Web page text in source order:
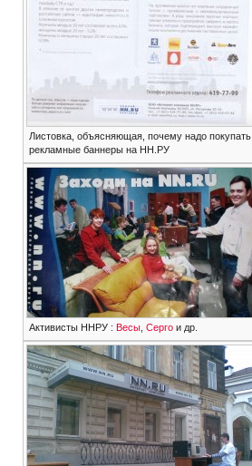
Листовка, объясняющая, почему надо покупать
рекламные баннеры на НН.РУ
Активисты ННРУ : Весы, Сергои др.